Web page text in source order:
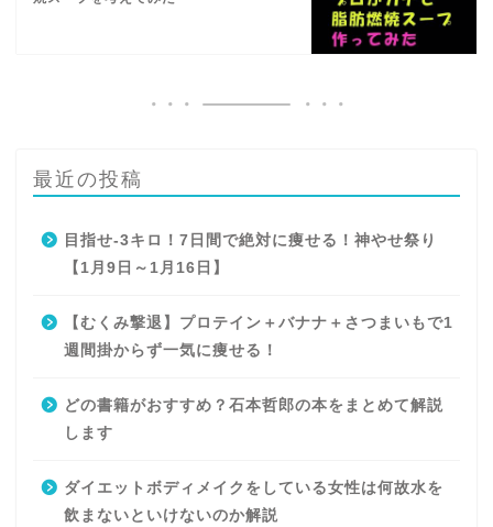
最近の投稿
目指せ-3キロ！7日間で絶対に痩せる！神やせ祭り
【1月9日～1月16日】
【むくみ撃退】プロテイン＋バナナ＋さつまいもで1
週間掛からず一気に痩せる！
どの書籍がおすすめ？石本哲郎の本をまとめて解説
します
ダイエットボディメイクをしている女性は何故水を
飲まないといけないのか解説